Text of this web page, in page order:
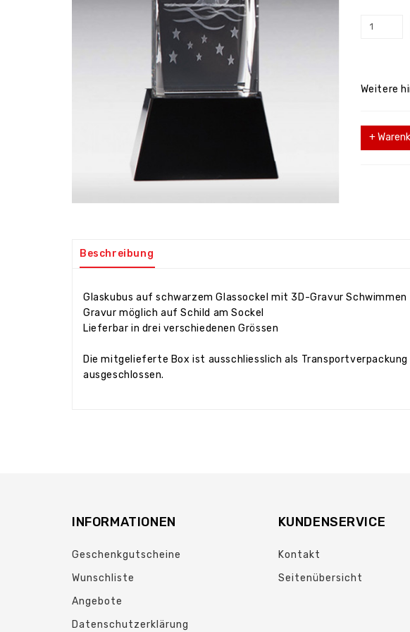
Weitere
+
Beschreibung
Glaskubus auf schwarzem Glassockel mit 3D-Gravur Schwimmen
Gravur möglich auf Schild am Sockel
Lieferbar in drei verschiedenen Grössen
Die mitgelieferte Box ist ausschliesslich als
ausgeschlossen.
INFORMATIONEN
Geschenkgutscheine
Wunschliste
Angebote
Datenschutzerklärung
KUNDENSERVICE
Kontakt
Seitenübersicht